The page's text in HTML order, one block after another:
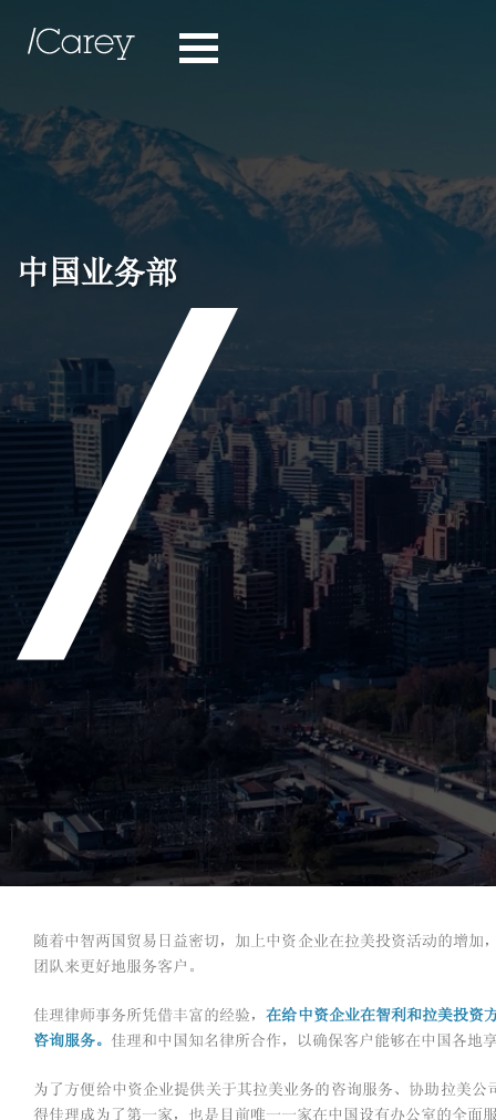
中国业务部
随着中智两国贸易日益密切，加上中资企业在拉美投资活动的增
团队来更好地服务客户。
佳理律师事务所凭借丰富的经验，在给中资企业在智利和拉美投资
咨询服务。 佳理和中国知名律所合作，以确保客户能够在中国各地
为了方便给中资企业提供关于其拉美业务的咨询服务、协助拉美
得佳理成为了第一家，也是目前唯一一家在中国设有办公室的全面